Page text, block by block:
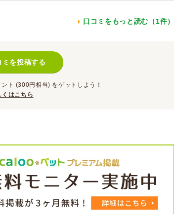
口コミをもっと読む（1件）
ミを投稿する
ト (300円相当) をゲットしよう！
くはこちら